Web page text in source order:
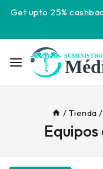
Get upto 25%
/ Tienda /